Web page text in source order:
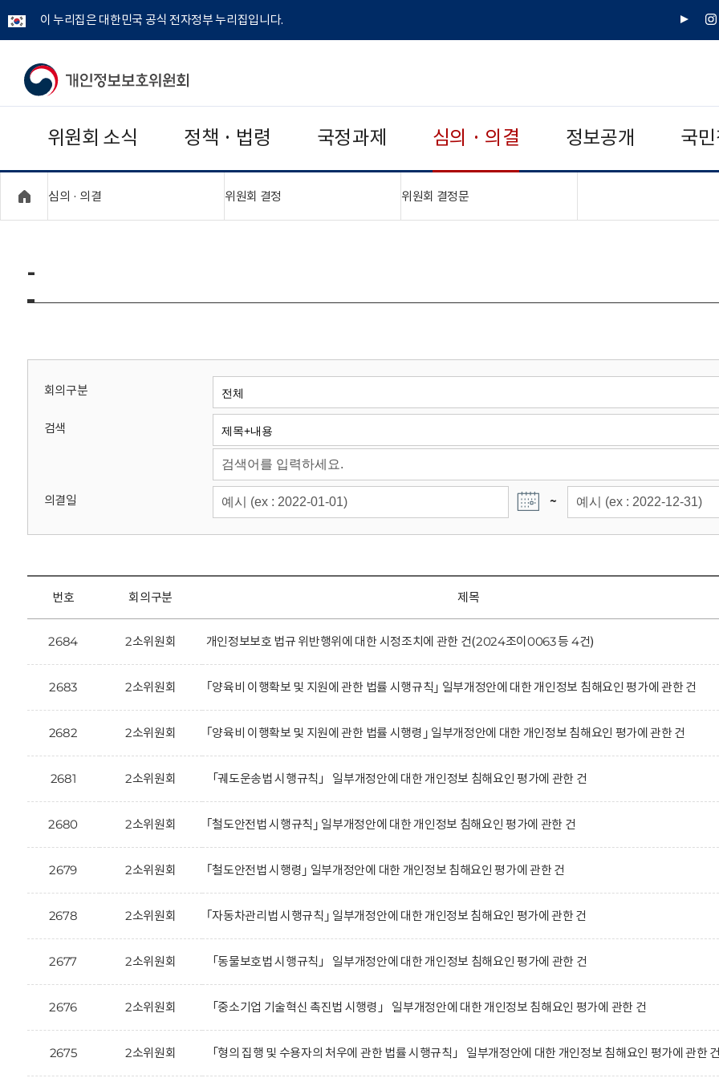
이 누리집은 대한민국 공식 전자정부 누리집입니다.
유
인
개
보
보
위
회
위원회 소식 정책 · 법령 국정과제 심의 · 의결 정보공개 국
심의 · 의결 위원회 결정 위원회 결정문"접기,펼치기"
-
회의구분
검색
의결일 ~
번호 회의구분 제목
2684 2소위원회 개인정보보호 법규 위반행위에 대한 시정조치에 관한 건(2024조이0063 등 4건)
2683 2소위원회 ｢양육비 이행확보 및 지원에 관한 법률 시행규칙｣ 일부개정안에 대한 개인정보 침해요인 평가에 관한 건
2682 2소위원회 ｢양육비 이행확보 및 지원에 관한 법률 시행령｣ 일부개정안에 대한 개인정보 침해요인 평가에 관한 건
2681 2소위원회 「궤도운송법 시행규칙」 일부개정안에 대한 개인정보 침해요인 평가에 관한 건
2680 2소위원회 ｢철도안전법 시행규칙｣ 일부개정안에 대한 개인정보 침해요인 평가에 관한 건
2679 2소위원회 ｢철도안전법 시행령｣ 일부개정안에 대한 개인정보 침해요인 평가에 관한 건
2678 2소위원회 ｢자동차관리법 시행규칙｣ 일부개정안에 대한 개인정보 침해요인 평가에 관한 건
2677 2소위원회 「동물보호법 시행규칙」 일부개정안에 대한 개인정보 침해요인 평가에 관한 건
2676 2소위원회 「중소기업 기술혁신 촉진법 시행령」 일부개정안에 대한 개인정보 침해요인 평가에 관한 건
2675 2소위원회 「형의 집행 및 수용자의 처우에 관한 법률 시행규칙」 일부개정안에 대한 개인정보 침해요인 평가에 관한